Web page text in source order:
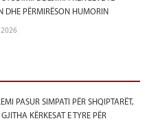
DHE PËRMIRËSON HUMORIN
2026
PASUR SIMPATI PËR SHQIPTARËT,
KËRKESAT E TYRE PËR